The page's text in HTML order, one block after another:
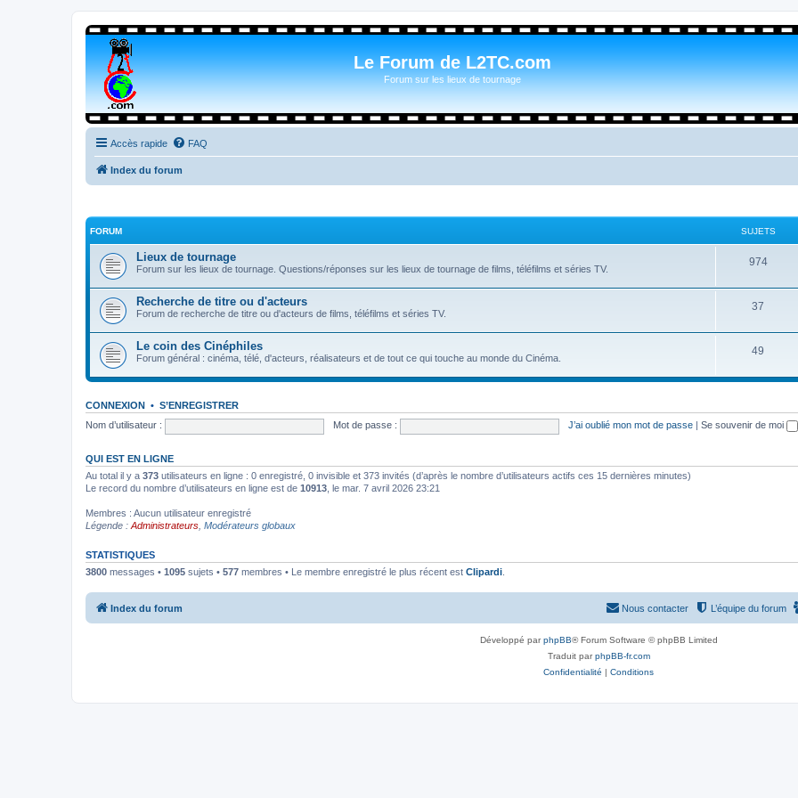
Le Forum de L2TC.com
Forum sur les lieux de tournage
Accès rapide FAQ
Index du forum
FORUM SUJETS
Lieux de tournage
Forum sur les lieux de tournage. Questions/réponses sur les lieux de tournage de films, téléfilms et séries TV.
974
Recherche de titre ou d'acteurs
Forum de recherche de titre ou d'acteurs de films, téléfilms et séries TV.
37
Le coin des Cinéphiles
Forum général : cinéma, télé, d'acteurs, réalisateurs et de tout ce qui touche au monde du Cinéma.
49
CONNEXION • S’ENREGISTRER
Nom d’utilisateur :
Mot de passe : J’ai oublié mon mot de passe Se souvenir de moi
QUI EST EN LIGNE
Au total il y a 373 utilisateurs en ligne : 0 enregistré, 0 invisible et 373 invités (d’après le nombre d’utilisateurs actifs ces 15 dernières minutes)
Le record du nombre d’utilisateurs en ligne est de 10913 , le mar. 7 avril 2026 23:21
Membres : Aucun utilisateur enregistré
Légende : Administrateurs Modérateurs globaux
STATISTIQUES
3800 messages • 1095 sujets • 577 membres • Le membre enregistré le plus récent est Clipardi
Index du forum L’équipe du forum
Nous contacter
Développé parphpBB® Forum Software © phpBB Limited
Traduit parphpBB-fr.com
Confidentialité | Conditions